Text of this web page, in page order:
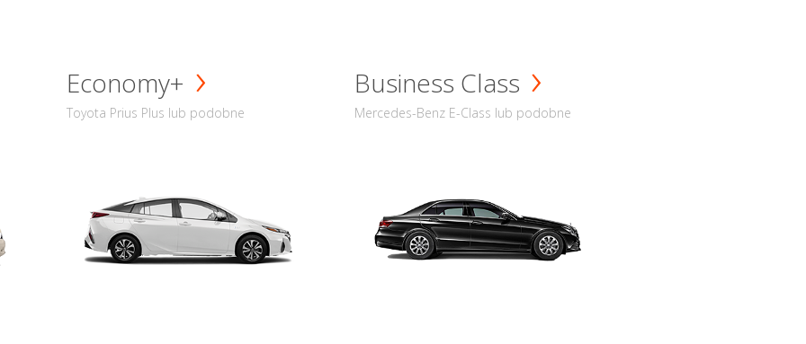
Economy+
Toyota Prius Plus lub podobne
Business Class
Mercedes-Benz E-Class lub podobne